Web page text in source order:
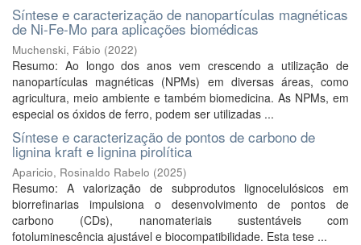
Síntese e caracterização de nanopartículas magnéticas
de Ni-Fe-Mo para aplicações biomédicas
Muchenski, Fábio (2022)
Resumo: Ao longo dos anos vem crescendo a utilização de
nanopartículas magnéticas (NPMs) em diversas áreas, como
agricultura, meio ambiente e também biomedicina. As NPMs, em
especial os óxidos de ferro, podem ser utilizadas ...
Síntese e caracterização de pontos de carbono de
lignina kraft e lignina pirolítica
Aparicio, Rosinaldo Rabelo (2025)
Resumo: A valorização de subprodutos lignocelulósicos em
biorrefinarias impulsiona o desenvolvimento de pontos de
carbono (CDs), nanomateriais sustentáveis com
fotoluminescência ajustável e biocompatibilidade. Esta tese ...